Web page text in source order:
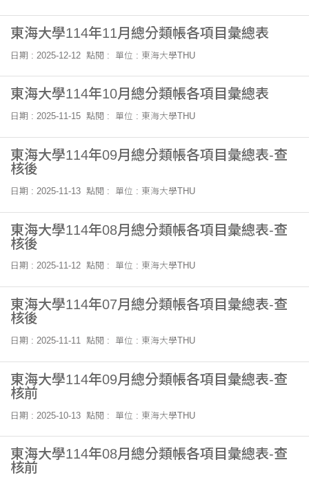
東海大學114年11月總分類帳各項目彙總表
日期 : 2025-12-12 點閱 : 單位 : 東海大學THU
東海大學114年10月總分類帳各項目彙總表
日期 : 2025-11-15 點閱 : 單位 : 東海大學THU
東海大學114年09月總分類帳各項目彙總表-查
核後
日期 : 2025-11-13 點閱 : 單位 : 東海大學THU
東海大學114年08月總分類帳各項目彙總表-查
核後
日期 : 2025-11-12 點閱 : 單位 : 東海大學THU
東海大學114年07月總分類帳各項目彙總表-查
核後
日期 : 2025-11-11 點閱 : 單位 : 東海大學THU
東海大學114年09月總分類帳各項目彙總表-查
核前
日期 : 2025-10-13 點閱 : 單位 : 東海大學THU
東海大學114年08月總分類帳各項目彙總表-查
核前